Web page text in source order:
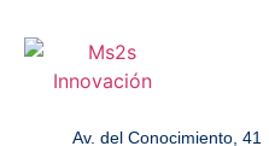
Av. del Conocimiento, 41